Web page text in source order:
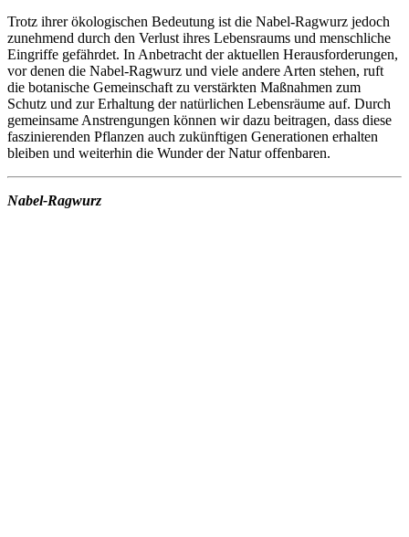
Trotz ihrer ökologischen Bedeutung ist die Nabel-Ragwurz jedoch
zunehmend durch den Verlust ihres Lebensraums und menschliche
Eingriffe gefährdet. In Anbetracht der aktuellen Herausforderungen,
vor denen die Nabel-Ragwurz und viele andere Arten stehen, ruft
die botanische Gemeinschaft zu verstärkten Maßnahmen zum
Schutz und zur Erhaltung der natürlichen Lebensräume auf. Durch
gemeinsame Anstrengungen können wir dazu beitragen, dass diese
faszinierenden Pflanzen auch zukünftigen Generationen erhalten
bleiben und weiterhin die Wunder der Natur offenbaren.
Nabel-Ragwurz